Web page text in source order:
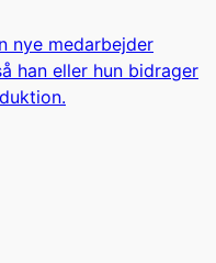
nye medarbejder
han eller hun bidrager